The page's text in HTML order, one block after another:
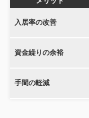
入居率の改善
資金繰りの余裕
手間の軽減